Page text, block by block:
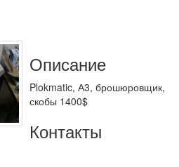
Описание
Plokmatic, А3, брошюровщик,
скобы 1400$
Контакты